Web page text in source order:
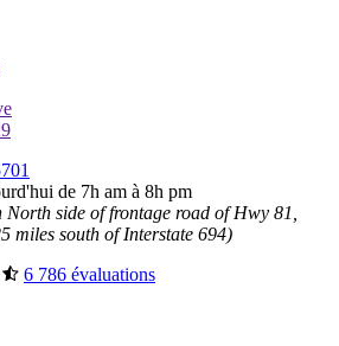
de 7h am à 8h pm
North side of frontage road of Hwy 81,
miles south of Interstate 694)
6 786 évaluations